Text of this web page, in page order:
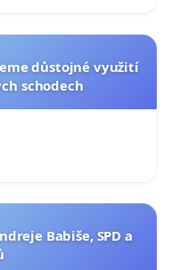
důstojné využití
schodech
Babiše, SPD a